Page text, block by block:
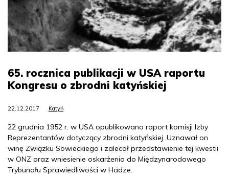
65. rocznica publikacji w USA raportu
Kongresu o zbrodni katyńskiej
22.12.2017 Katyń
22 grudnia 1952 r. w USA opublikowano raport komisji Izby
Reprezentantów dotyczący zbrodni katyńskiej. Uznawał on
winę Związku Sowieckiego i zalecał przedstawienie tej kwestii
w ONZ oraz wniesienie oskarżenia do Międzynarodowego
Trybunału Sprawiedliwości w Hadze.